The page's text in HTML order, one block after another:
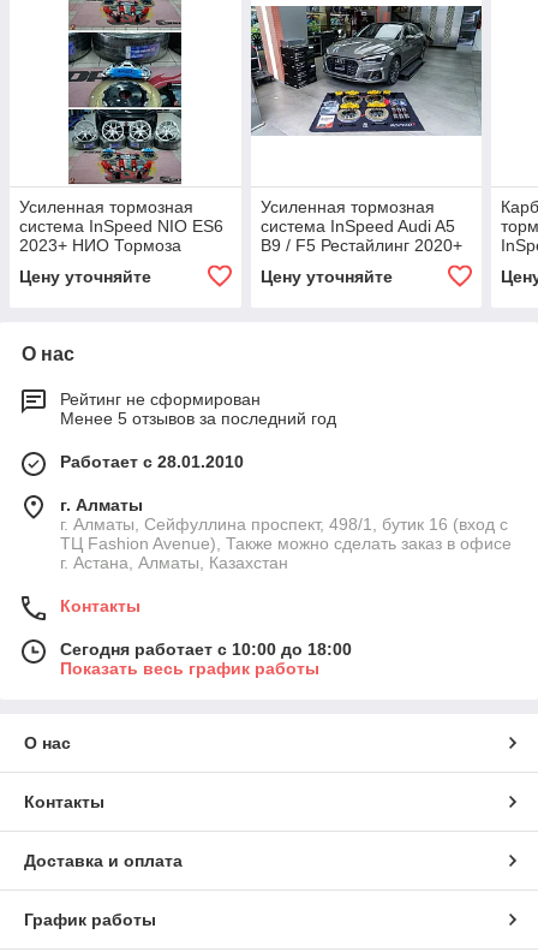
Усиленная тормозная
система InSpeed NIO ES6
2023+ НИО Тормоза
Цену уточняйте
Усиленная тормозная
система InSpeed Audi A5
B9 / F5 Рестайлинг 2020+
диски Колодки
Цену уточняйте
О нас
Рейтинг не сформирован
Менее 5 отзывов за последний год
Работает с 28.01.2010
г. Алматы
г. Алматы, Сейфуллина проспект, 498/1, бутик 16 (вход с
ТЦ Fashion Avenue), Также можно сделать заказ в офисе
г. Астана, Алматы, Казахстан
Контакты
Сегодня работает с 10:00 до 18:00
Показать весь график работы
О нас
Контакты
Доставка и оплата
График работы